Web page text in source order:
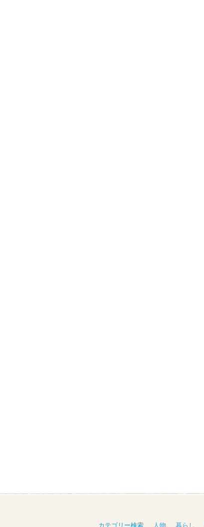
カテゴリー検索 人物 暮らし